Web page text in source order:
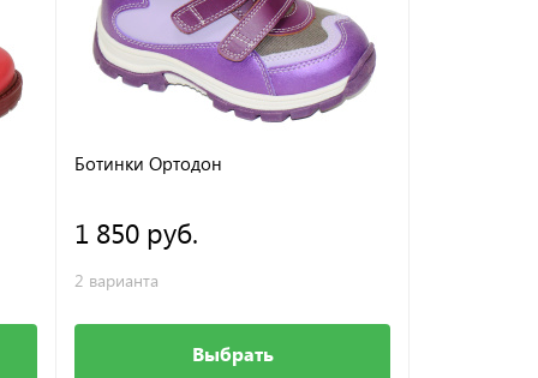
Ботинки Ортодон
1 850 руб.
2 варианта
Выбрать